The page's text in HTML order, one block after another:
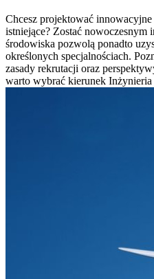
Chcesz projektować
istniejące? Zostać nowoczesnym
środowiska pozwolą ponadto
określonych specjalnościach.
zasady rekrutacji oraz
warto wybrać kierunek Inżynieria